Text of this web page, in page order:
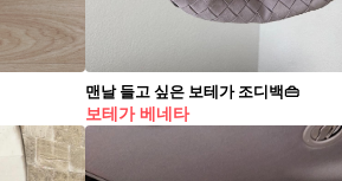
맨날 들고 싶은 보테가 조디백👜​
보테가 베네타